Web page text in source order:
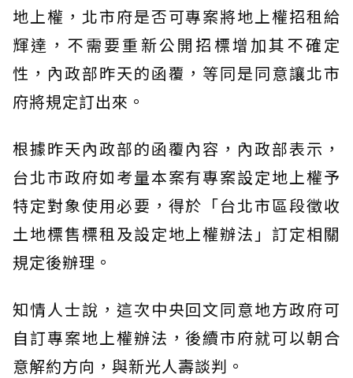
地上權，北市府是否可專案將地上權招租給
輝達，不需要重新公開招標增加其不確定
性，內政部昨天的函覆，等同是同意讓北市
府將規定訂出來。
根據昨天內政部的函覆內容，內政部表示，
台北市政府如考量本案有專案設定地上權予
特定對象使用必要，得於「台北市區段徵收
土地標售標租及設定地上權辦法」訂定相關
規定後辦理。
知情人士說，這次中央回文同意地方政府可
自訂專案地上權辦法，後續市府就可以朝合
意解約方向，與新光人壽談判。